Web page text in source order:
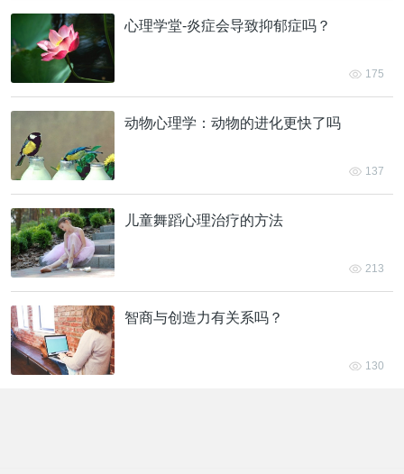
心理学堂-炎症会导致抑郁症吗？
175
动物心理学：动物的进化更快了吗
137
儿童舞蹈心理治疗的方法
213
智商与创造力有关系吗？
130